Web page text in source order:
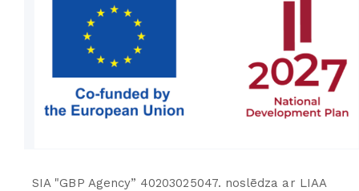
SIA "GBP Agency” 40203025047. noslēdza ar LIAA